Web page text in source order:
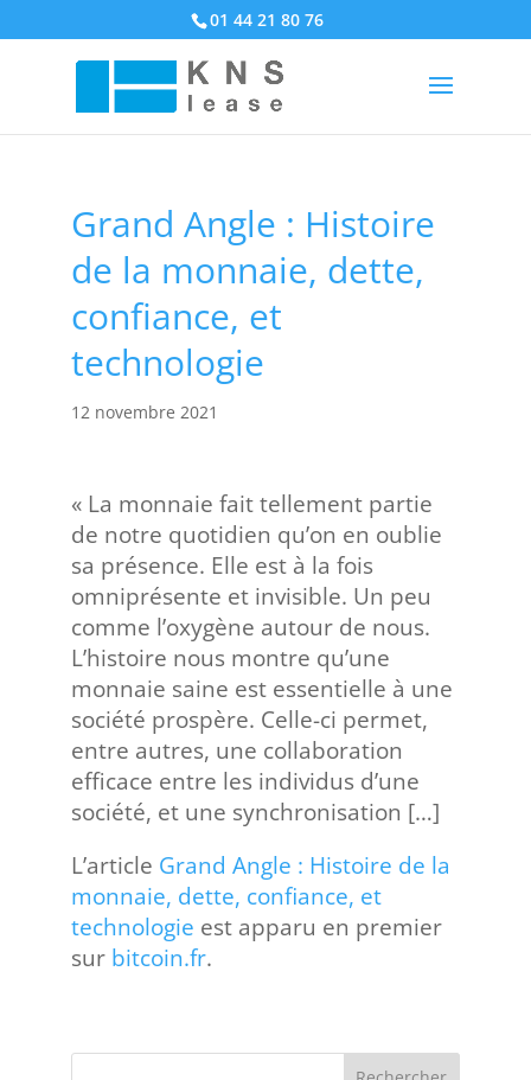
01 44 21 80 76
Grand Angle : Histoire
de la monnaie, dette,
confiance, et
technologie
12 novembre 2021
« La monnaie fait tellement partie
de notre quotidien qu’on en oublie
sa présence. Elle est à la fois
omniprésente et invisible. Un peu
comme l’oxygène autour de nous.
L’histoire nous montre qu’une
monnaie saine est essentielle à une
société prospère. Celle-ci permet,
entre autres, une collaboration
efficace entre les individus d’une
société, et une synchronisation […]
L’article Grand Angle : Histoire de la
monnaie, dette, confiance, et
technologie est apparu en premier
sur bitcoin.fr.